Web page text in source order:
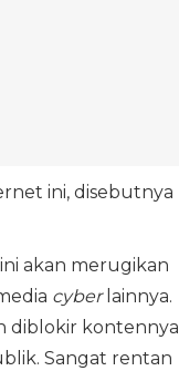
ini, disebutnya
akan merugikan
cyberlainnya.
diblokir kontennya
Sangat rentan